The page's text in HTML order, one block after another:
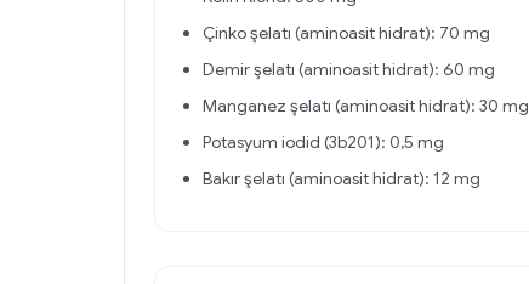
Çinko şelatı (aminoasit hidrat): 70 mg
Demir şelatı (aminoasit hidrat): 60 mg
Manganez şelatı (aminoasit hidrat): 30 mg
Potasyum iodid (3b201): 0,5 mg
Bakır şelatı (aminoasit hidrat): 12 mg